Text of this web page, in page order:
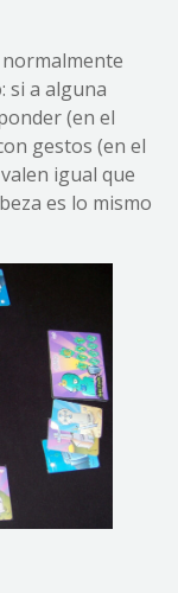
si a alguna
(en el
gestos (en el
igual que
es lo mismo